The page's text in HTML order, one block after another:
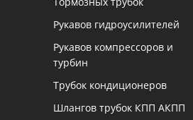
Рукавов гидроусилителей
Рукавов компрессоров и
турбин
Трубок кондиционеров
Шлангов трубок КПП АКПП